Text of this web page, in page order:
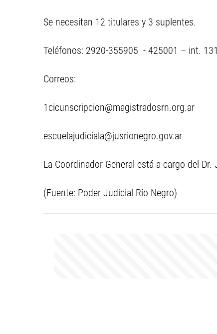
Se necesitan 12 titulares y 3 suplentes.
Teléfonos: 2920-355905 - 425001 – int. 131
Correos:
1cicunscripcion@magistradosrn.org.ar
escuelajudiciala@jusrionegro.gov.ar
La Coordinador General está a cargo del Dr.
(Fuente: Poder Judicial Río Negro)